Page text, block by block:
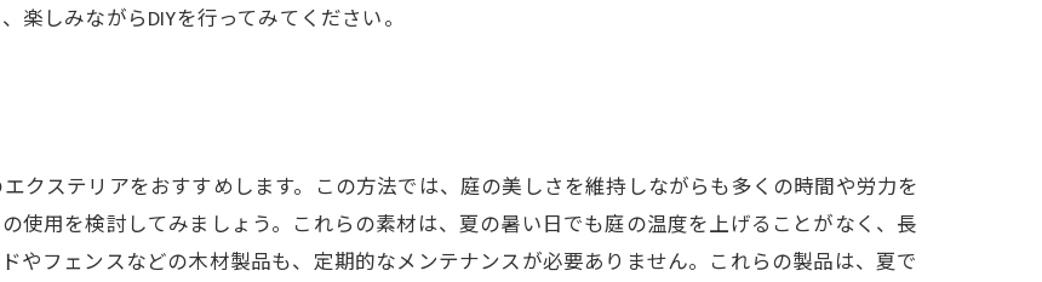
しみながらDIYを行ってみてください。
クステリアをおすすめします。この方法では、庭の美しさを維持しながらも多くの時間や労力を
使用を検討してみましょう。これらの素材は、夏の暑い日でも庭の温度を上げることがなく、長
やフェンスなどの木材製品も、定期的なメンテナンスが必要ありません。これらの製品は、夏で